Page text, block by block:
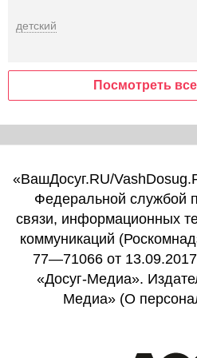
детский
Посмотреть
«ВашДосуг.RU/
Федеральной службой
связи, информационных
коммуникаций
77—71066 от
«Досуг-Медиа».
Медиа» (О